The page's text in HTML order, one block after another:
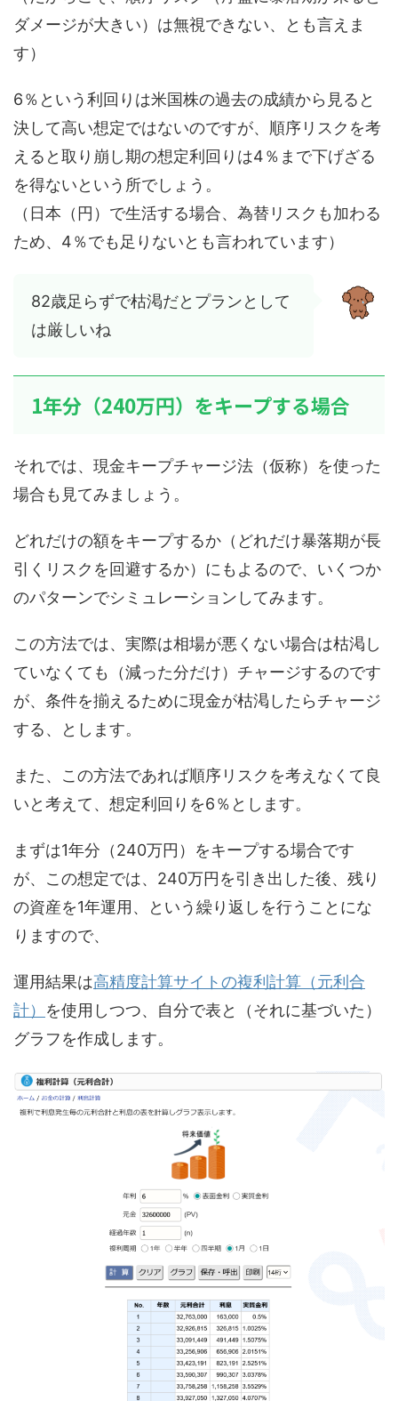
ダメージが大きい）は無視できない、とも言えま
す）
6％という利回りは米国株の過去の成績から見ると
決して高い想定ではないのですが、順序リスクを考
えると取り崩し期の想定利回りは4％まで下げざる
を得ないという所でしょう。
（日本（円）で生活する場合、為替リスクも加わる
ため、4％でも足りないとも言われています）
82歳足らずで枯渇だとプランとして
は厳しいね
1年分（240万円）をキープする場合
それでは、現金キープチャージ法（仮称）を使った
場合も見てみましょう。
どれだけの額をキープするか（どれだけ暴落期が長
引くリスクを回避するか）にもよるので、いくつか
のパターンでシミュレーションしてみます。
この方法では、実際は相場が悪くない場合は枯渇し
ていなくても（減った分だけ）チャージするのです
が、条件を揃えるために現金が枯渇したらチャージ
する、とします。
また、この方法であれば順序リスクを考えなくて良
いと考えて、想定利回りを6％とします。
まずは1年分（240万円）をキープする場合です
が、この想定では、240万円を引き出した後、残り
の資産を1年運用、という繰り返しを行うことにな
りますので、
運用結果は高精度計算サイトの複利計算（元利合
計） を使用しつつ、自分で表と（それに基づいた）
グラフを作成します。